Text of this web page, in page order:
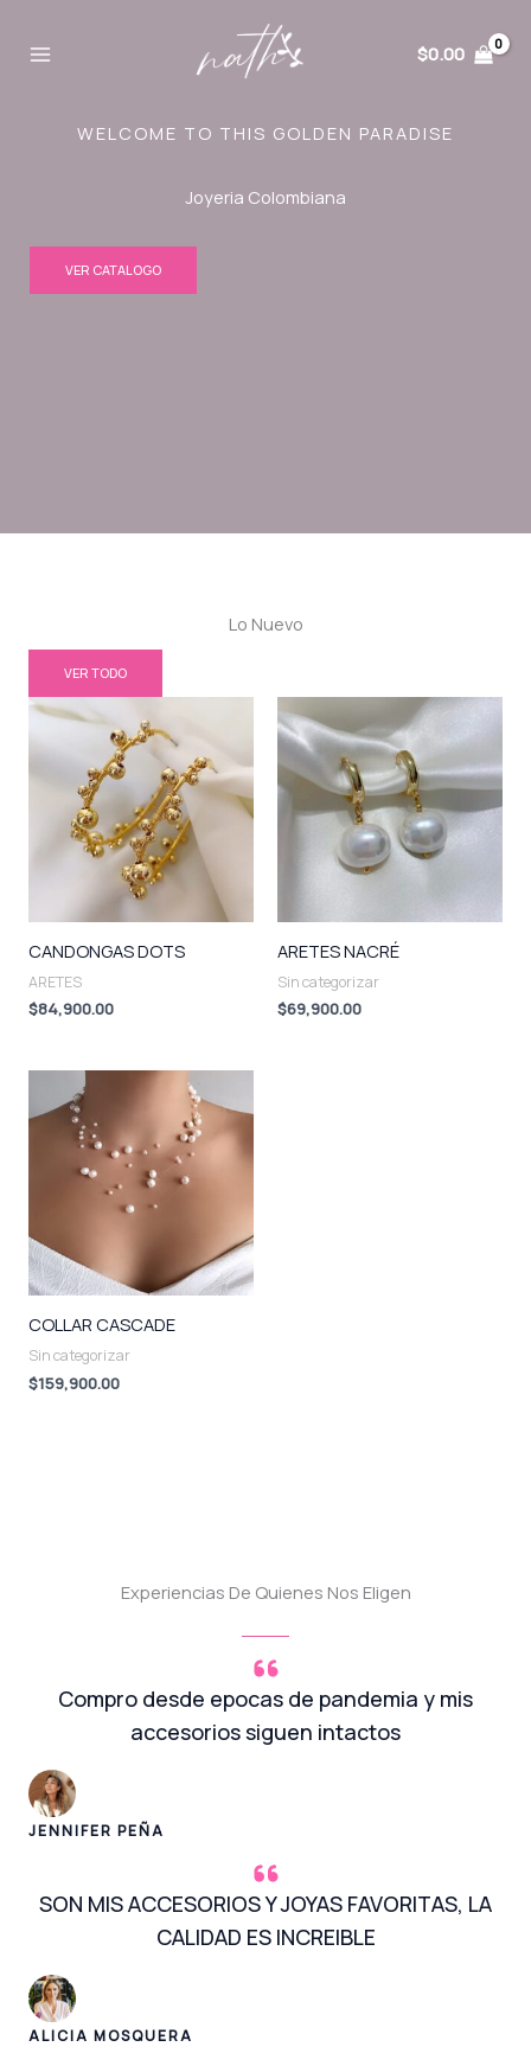
$0.00
WELCOME TO THIS GOLDEN PARADISE
Joyeria Colombiana
VER CATALOGO
Lo Nuevo
VER TODO
CANDONGAS DOTS
ARETES
$84,900.00
ARETES NACRÉ
Sin categorizar
$69,900.00
COLLAR CASCADE
Sin categorizar
$159,900.00
Experiencias De Quienes Nos Eligen
Compro desde epocas de pandemia y mis
accesorios siguen intactos
JENNIFER PEÑA
SON MIS ACCESORIOS Y JOYAS FAVORITAS, LA
CALIDAD ES INCREIBLE
ALICIA MOSQUERA